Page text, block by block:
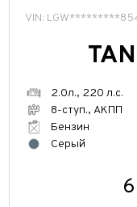
VIN:
2.0л., 220 л.с.
8-ступ., АКПП
Бензин
Серый